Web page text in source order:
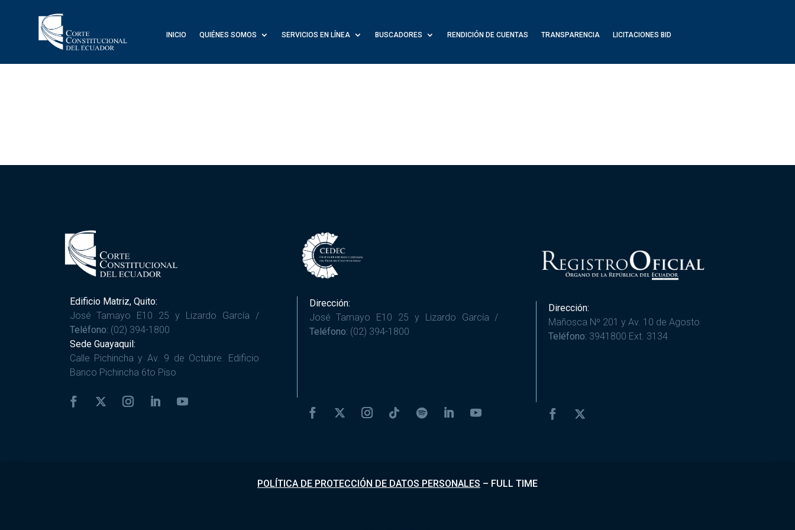
INICIO QUIÉNES SOMOS SERVICIOS EN LÍNEA BUSCADORES RENDICIÓN DE CUENTAS TRANSPARENCIA LICITACIONES BID
Edificio Matriz, Quito:
José Tamayo E10 25 y Lizardo García /
Teléfono: (02) 394-1800
Sede Guayaquil:
Calle Pichincha y Av. 9 de Octubre. Edificio
Banco Pichincha 6to Piso
Dirección:
José Tamayo E10 25 y Lizardo García /
Teléfono: (02) 394-1800
Dirección:
Mañosca Nº 201 y Av. 10 de Agosto
Teléfono: 3941800 Ext. 3134
POLÍTICA DE PROTECCIÓN DE DATOS PERSONALES – FULL TIME